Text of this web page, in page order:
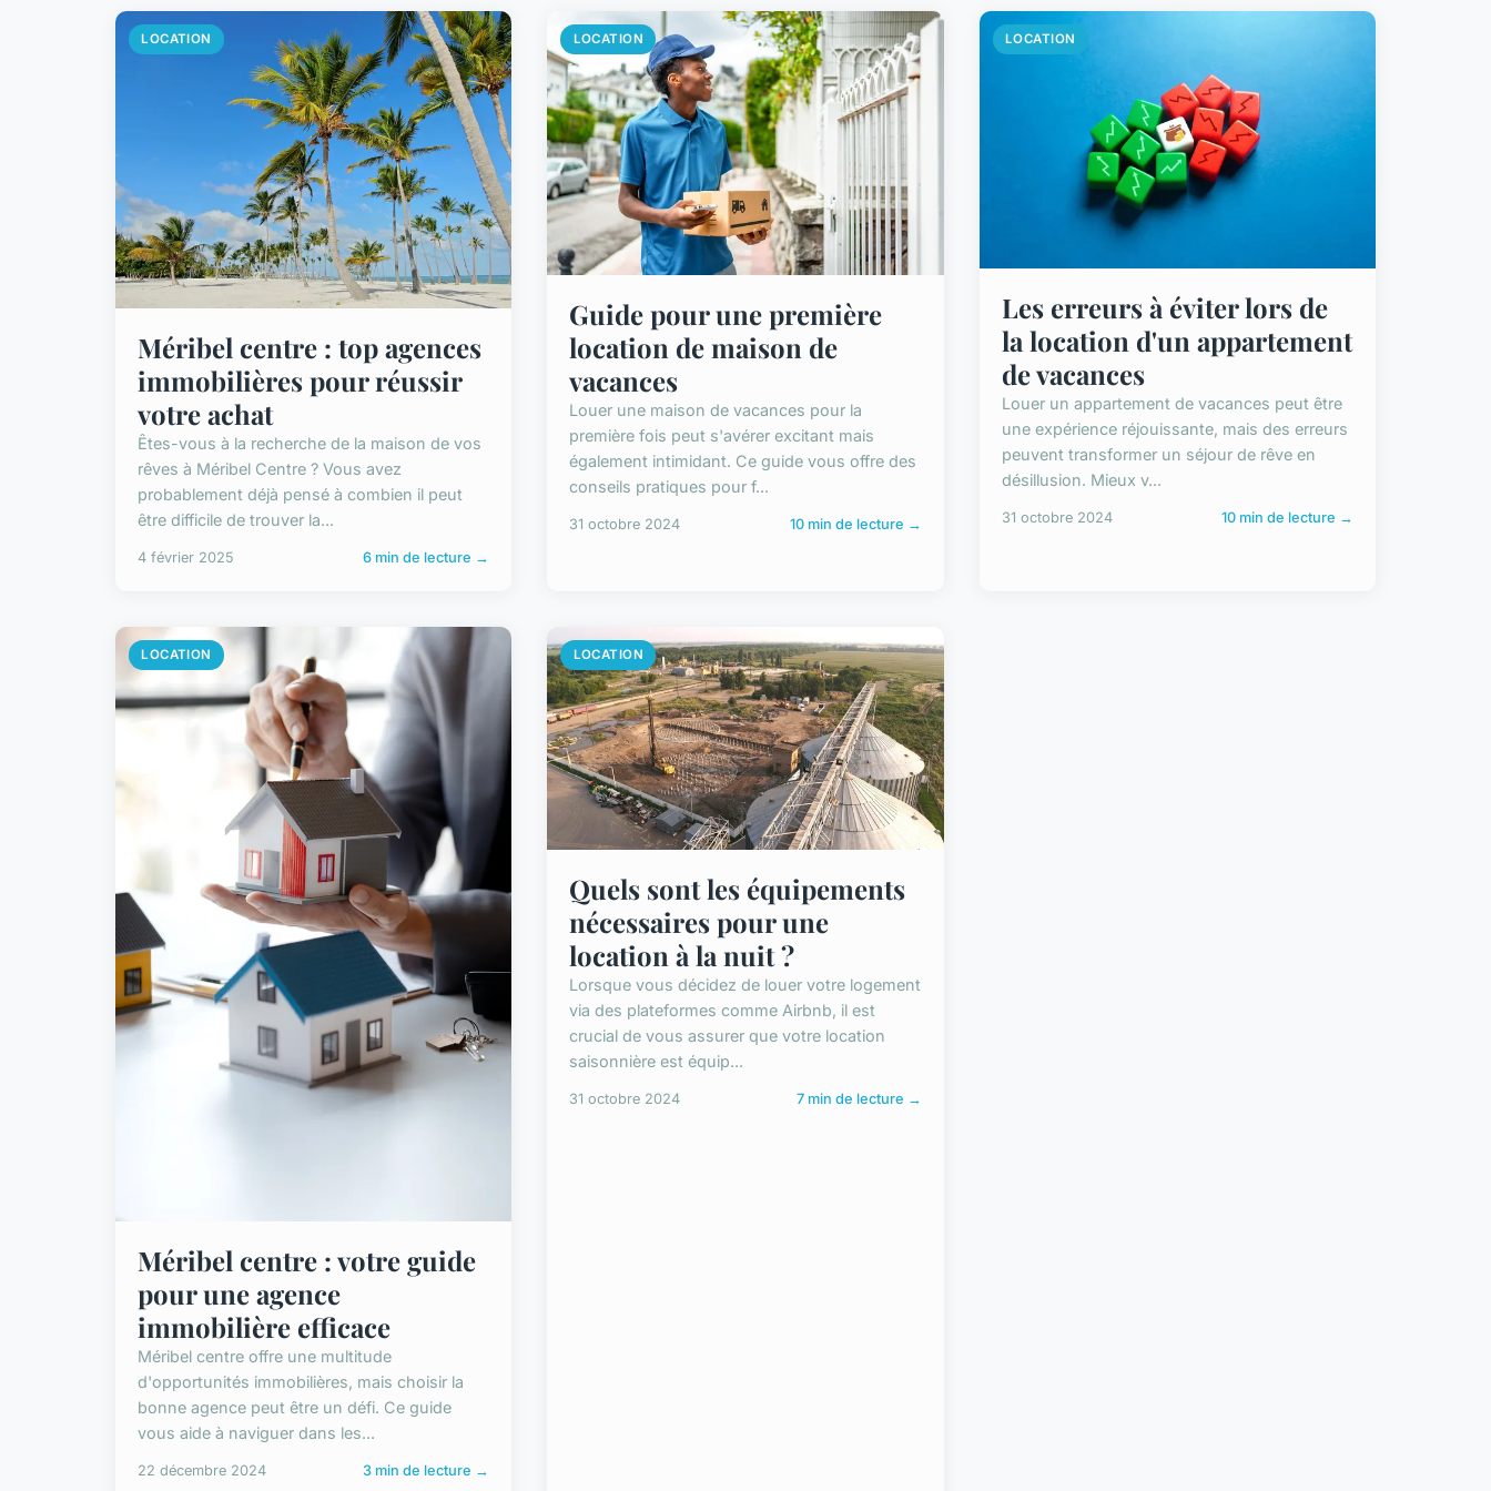
LOCATION
Méribel centre : top agences
immobilières pour réussir
votre achat
Êtes-vous à la recherche de la maison de vos
rêves à Méribel Centre ? Vous avez
probablement déjà pensé à combien il peut
être difficile de trouver la...
4 février 2025 6 min de lecture →
LOCATION
Guide pour une première
location de maison de
vacances
Louer une maison de vacances pour la
première fois peut s'avérer excitant mais
également intimidant. Ce guide vous offre des
conseils pratiques pour f...
31 octobre 2024 10 min de lecture →
LOCATION
Les erreurs à éviter lors de
la location d'un appartement
de vacances
Louer un appartement de vacances peut être
une expérience réjouissante, mais des erreurs
peuvent transformer un séjour de rêve en
désillusion. Mieux v...
31 octobre 2024 10 min de lecture →
LOCATION
Méribel centre : votre guide
pour une agence
immobilière efficace
Méribel centre offre une multitude
d'opportunités immobilières, mais choisir la
bonne agence peut être un défi. Ce guide
vous aide à naviguer dans les...
22 décembre 2024 3 min de lecture →
LOCATION
Quels sont les équipements
nécessaires pour une
location à la nuit ?
Lorsque vous décidez de louer votre logement
via des plateformes comme Airbnb, il est
crucial de vous assurer que votre location
saisonnière est équip...
31 octobre 2024 7 min de lecture →